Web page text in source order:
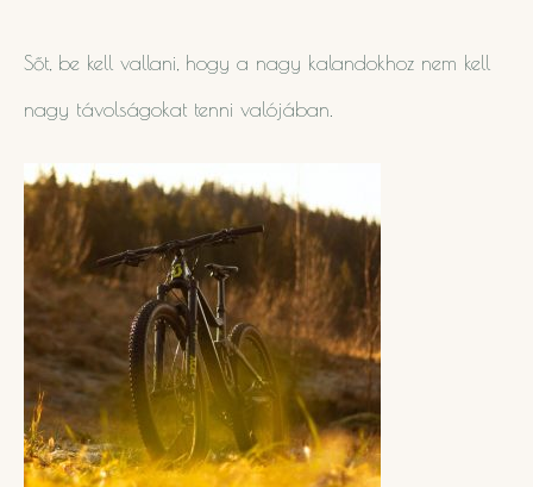
Sőt, be kell vallani, hogy a nagy kalandokhoz nem kell
nagy távolságokat tenni valójában.